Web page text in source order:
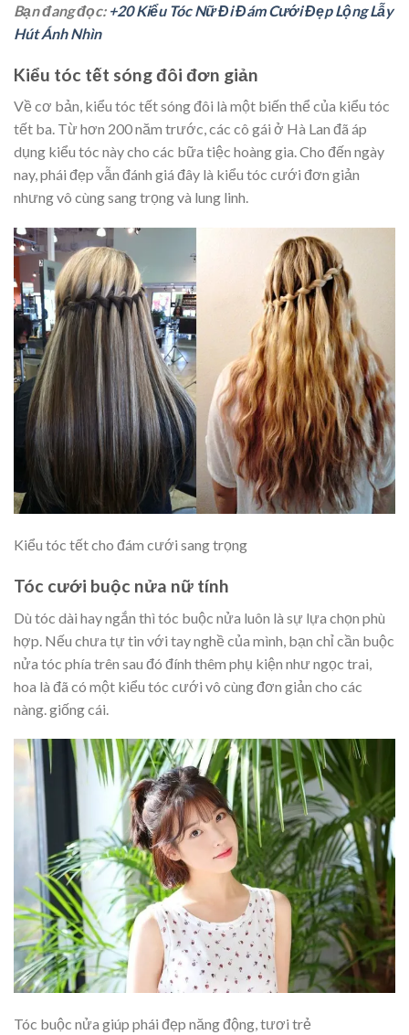
Bạn đang đọc: +20 Kiểu Tóc Nữ Đi Đám Cưới Đẹp Lộng Lẫy
Hút Ánh Nhìn
Kiểu tóc tết sóng đôi đơn giản
Về cơ bản, kiểu tóc tết sóng đôi là một biến thể của kiểu tóc
tết ba. Từ hơn 200 năm trước, các cô gái ở Hà Lan đã áp
dụng kiểu tóc này cho các bữa tiệc hoàng gia. Cho đến ngày
nay, phái đẹp vẫn đánh giá đây là kiểu tóc cưới đơn giản
nhưng vô cùng sang trọng và lung linh.
Kiểu tóc tết cho đám cưới sang trọng
Tóc cưới buộc nửa nữ tính
Dù tóc dài hay ngắn thì tóc buộc nửa luôn là sự lựa chọn phù
hợp. Nếu chưa tự tin với tay nghề của mình, bạn chỉ cần buộc
nửa tóc phía trên sau đó đính thêm phụ kiện như ngọc trai,
hoa là đã có một kiểu tóc cưới vô cùng đơn giản cho các
nàng. giống cái.
Tóc buộc nửa giúp phái đẹp năng động, tươi trẻ